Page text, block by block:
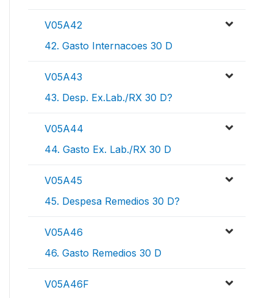
V05A42
42. Gasto Internacoes 30 D
V05A43
43. Desp. Ex.Lab./RX 30 D?
V05A44
44. Gasto Ex. Lab./RX 30 D
V05A45
45. Despesa Remedios 30 D?
V05A46
46. Gasto Remedios 30 D
V05A46F